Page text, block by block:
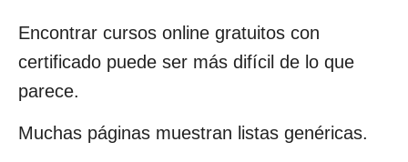
Encontrar cursos online gratuitos con
certificado puede ser más difícil de lo que
parece.
Muchas páginas muestran listas genéricas.